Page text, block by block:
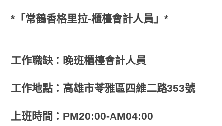
*「常鶴香格里拉-櫃檯會計人員」*
工作職缺：晚班櫃檯會計人員
工作地點：高雄市苓雅區四維二路353號
上班時間：PM20:00-AM04:00